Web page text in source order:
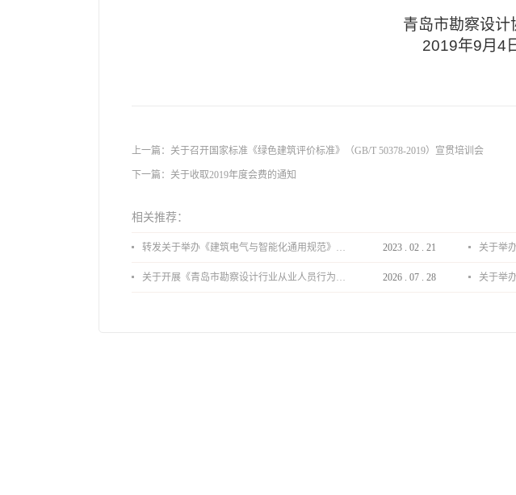
青岛市勘察设计
2019年9月 4
上一篇： 关于召开国家标准《绿色建筑评价标准》（GB/T 50378-2019）宣贯培训会
下一篇： 关于收取2019年度会费的通知
相关推荐：
转发关于举办《建筑电气与智能化通用规范》 GB55024-2022公益宣贯的通知 2023 02 21 关于举办
关于开展《青岛市勘察设计行业从业人员行为导则》、《青岛市住宅工程设计审查品质提升指引（2026版）》宣贯活动的通知 2026 07 28 关于举办